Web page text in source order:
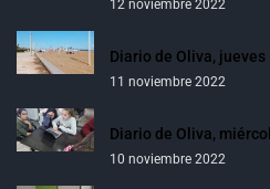
12 noviembre 2022
Diario de Oliva, jueves
11 noviembre 2022
Diario de Oliva,
10 noviembre 2022